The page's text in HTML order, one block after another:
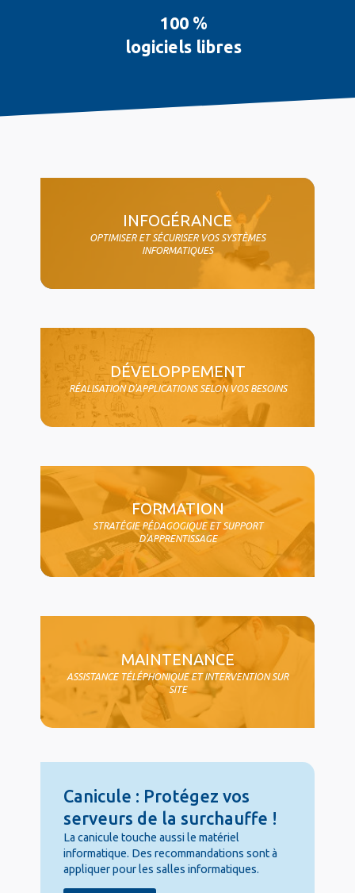
100%
logiciels libres
INFOGÉRANCE
OPTIMISER ET SÉCURISER VOS SYSTÈMES
INFORMATIQUES
DÉVELOPPEMENT
RÉALISATION D'APPLICATIONS SELON VOS BESOINS
FORMATION
STRATÉGIE PÉDAGOGIQUE ET SUPPORT
D'APPRENTISSAGE
MAINTENANCE
ASSISTANCE TÉLÉPHONIQUE ET INTERVENTION SUR
SITE
Canicule : Protégez vos
serveurs de la surchauffe !
La canicule touche aussi le matériel
informatique. Des recommandations sont à
appliquer pour les salles informatiques.